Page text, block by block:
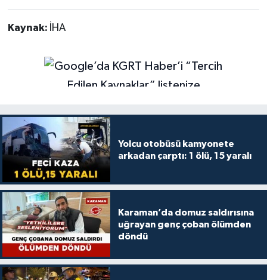
Kaynak: İHA
Yolcu otobüsü kamyonete
arkadan çarptı: 1 ölü, 15 yaralı
Karaman’da domuz saldırısına
uğrayan genç çoban ölümden
döndü